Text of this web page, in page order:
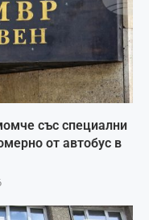
със специални
от автобус в